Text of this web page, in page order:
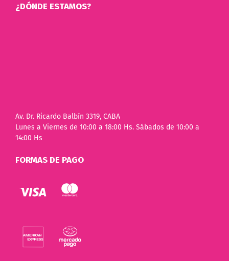
¿DÓNDE ESTAMOS?
Av. Dr. Ricardo Balbín 3319, CABA
Lunes a Viernes de 10:00 a 18:00 Hs. Sábados de 10:00 a
14:00 Hs
FORMAS DE PAGO